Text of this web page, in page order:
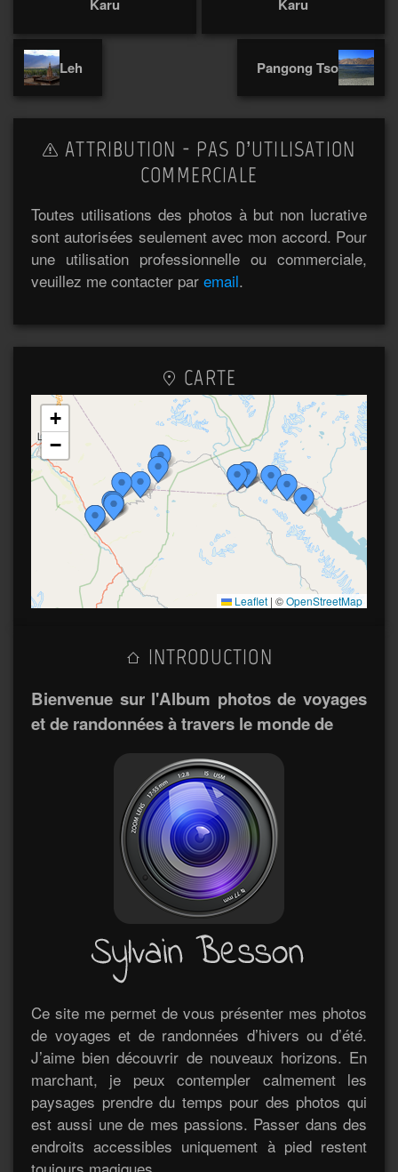
Karu Karu
Leh Pangong Tso
ATTRIBUTION - PAS D’UTILISATION
COMMERCIALE
Toutes utilisations des photos à but non lucrative
sont autorisées seulement avec mon accord. Pour
une utilisation professionnelle ou commerciale,
veuillez me contacter par email.
CARTE
+
−
Leaflet | ©OpenStreetMap
INTRODUCTION
Bienvenue sur l'Album photos de voyages
et de randonnées à travers le monde de
Ce site me permet de vous présenter mes photos
de voyages et de randonnées d’hivers ou d’été.
J’aime bien découvrir de nouveaux horizons. En
marchant, je peux contempler calmement les
paysages prendre du temps pour des photos qui
est aussi une de mes passions. Passer dans des
endroits accessibles uniquement à pied restent